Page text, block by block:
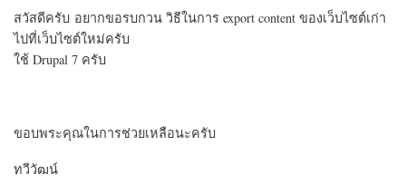
สวัสดีครับ อยากขอรบกวน วิธีในการ export content ของเว็บไซต์เก่า
ไปที่เว็บไซต์ใหม่ครับ
ใช้ Drupal 7 ครับ
ขอบพระคุณในการช่วยเหลือนะครับ
ทวีวัฒน์